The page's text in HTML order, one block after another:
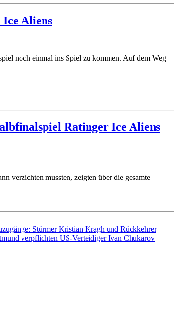
Aliens
noch einmal ins Spiel zu kommen. Auf dem Weg
Ratinger Ice Aliens
verzichten mussten, zeigten über die gesamte
Stürmer Kristian Kragh und Rückkehrer
verpflichten US-Verteidiger Ivan Chukarov